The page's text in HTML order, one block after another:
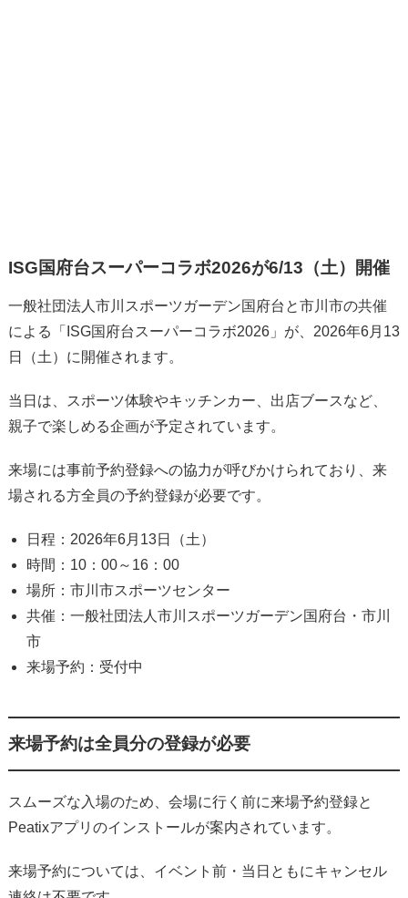
ISG国府台スーパーコラボ2026が6/13（土）開催
一般社団法人市川スポーツガーデン国府台と市川市の共催
による「ISG国府台スーパーコラボ2026」が、2026年6月13
日（土）に開催されます。
当日は、スポーツ体験やキッチンカー、出店ブースなど、
親子で楽しめる企画が予定されています。
来場には事前予約登録への協力が呼びかけられており、来
場される方全員の予約登録が必要です。
日程：2026年6月13日（土）
時間：10：00～16：00
場所：市川市スポーツセンター
共催：一般社団法人市川スポーツガーデン国府台・市川
市
来場予約：受付中
来場予約は全員分の登録が必要
スムーズな入場のため、会場に行く前に来場予約登録と
Peatixアプリのインストールが案内されています。
来場予約については、イベント前・当日ともにキャンセル